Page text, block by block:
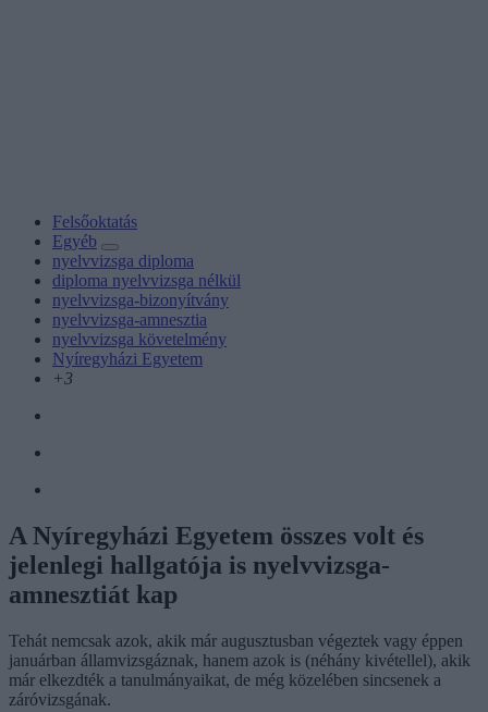
Felsőoktatás
Egyéb
nyelvvizsga diploma
diploma nyelvvizsga nélkül
nyelvvizsga-bizonyítvány
nyelvvizsga-amnesztia
nyelvvizsga követelmény
Nyíregyházi Egyetem
+3
A Nyíregyházi Egyetem összes volt és
jelenlegi hallgatója is nyelvvizsga-
amnesztiát kap
Tehát nemcsak azok, akik már augusztusban végeztek vagy éppen
januárban államvizsgáznak, hanem azok is (néhány kivétellel), akik
már elkezdték a tanulmányaikat, de még közelében sincsenek a
záróvizsgának.